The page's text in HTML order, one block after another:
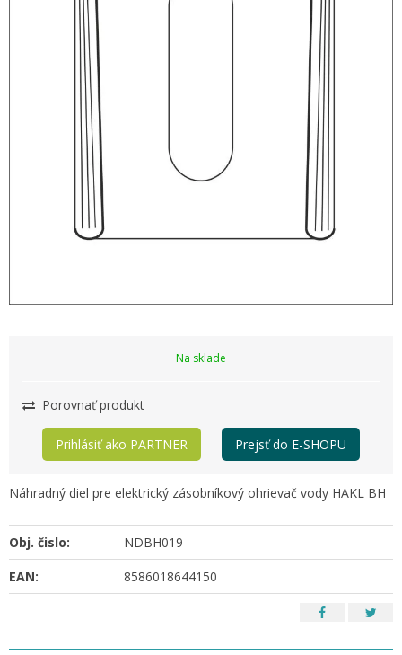
Na sklade
Porovnať produkt
Prihlásiť ako PARTNER Prejsť do E-SHOPU
Náhradný diel pre elektrický zásobníkový ohrievač vody HAKL BH
Obj. čislo:
NDBH019
EAN:
8586018644150